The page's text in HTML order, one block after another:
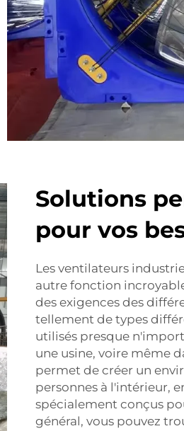
Solutions
pour vos
Les ventilateurs
autre fonction
des exigences des
tellement de types
utilisés presque
une usine, voire même
permet de créer un
personnes à l'intérieur,
spécialement conçus
général, vous pouvez